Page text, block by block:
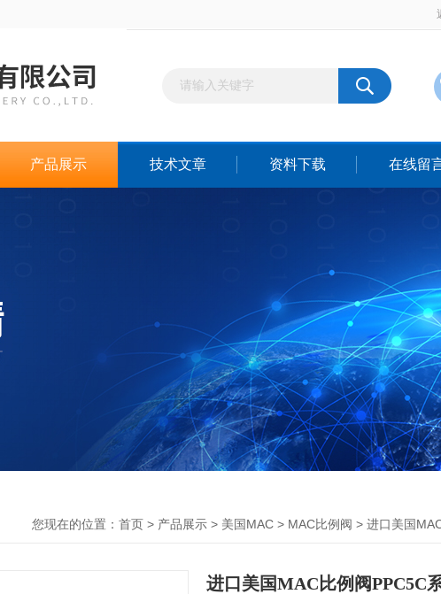
产品展示 技术文章 资料下载 在线留
您现在的位置： 首页 > 产品展示 > 美国MAC > MAC比例阀 > 进口美国
进口美国MAC比例阀PPC5C